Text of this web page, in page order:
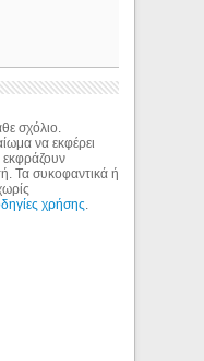
σχόλιο.
να εκφέρει
εκφράζουν
Τα συκοφαντικά ή
χρήσης.